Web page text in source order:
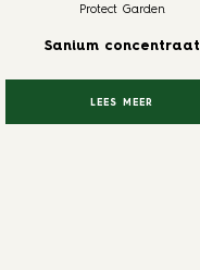
Protect Garden
Sanium concentraat
LEES MEER